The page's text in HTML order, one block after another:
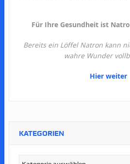
Für Ihre Gesundheit ist
Bereits ein Löffel Natron kann
wahre Wunder
Hier weiter
KATEGORIEN